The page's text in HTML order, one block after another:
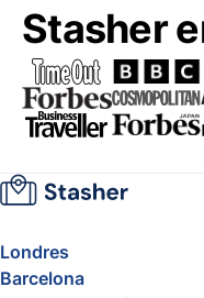
Stasher
Londres
Barcelona